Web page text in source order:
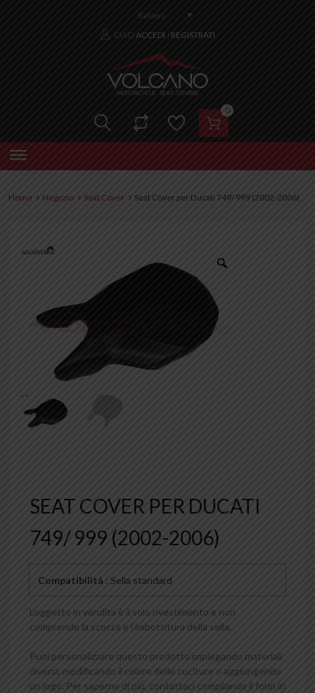
Italiano
CIAO ACCEDI | REGISTRATI
0
Home Negozio Seat Cover Seat Cover per Ducati 749/ 999 (2002-2006)
SEAT COVER PER DUCATI
749/ 999 (2002-2006)
Compatibilità : Sella standard
L’oggetto in vendita è il solo rivestimento e non
comprende la scocca e l’imbottitura della sella.
Puoi personalizzare questo prodotto impiegando materiali
diversi, modificando il colore delle cuciture o aggiungendo
un logo. Per saperne di più, contattaci compilando il form in